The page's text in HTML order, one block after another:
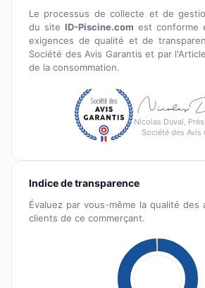
Le processus de collecte et de
du site ID-Piscine.com est conforme
exigences de qualité et de
Société des Avis Garantis et par
de la consommation.
Nicolas Duval,
Société des Avis
Indice de transparence
Évaluez par vous-même la qualité des
clients de ce commerçant.